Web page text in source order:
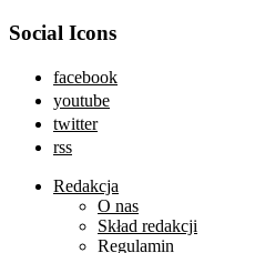
Social Icons
facebook
youtube
twitter
rss
Redakcja
O nas
Skład redakcji
Regulamin